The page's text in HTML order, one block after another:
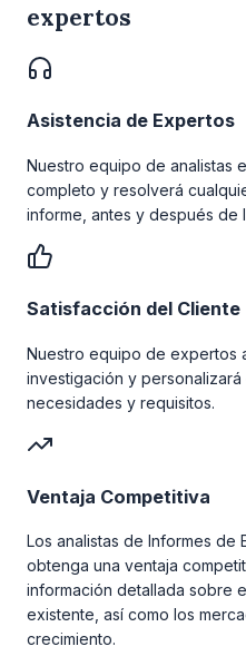
expertos
Asistencia de Expertos
Nuestro equipo de analistas
completo y resolverá
informe, antes y después de
Satisfacción del Cliente
Nuestro equipo de expertos
investigación y
necesidades y requisitos.
Ventaja Competitiva
Los analistas de Informes de
obtenga una ventaja
información detallada sobre
existente, así como los
crecimiento.